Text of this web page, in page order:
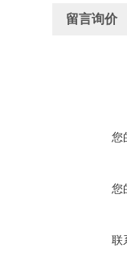
留言询价
您
您
联